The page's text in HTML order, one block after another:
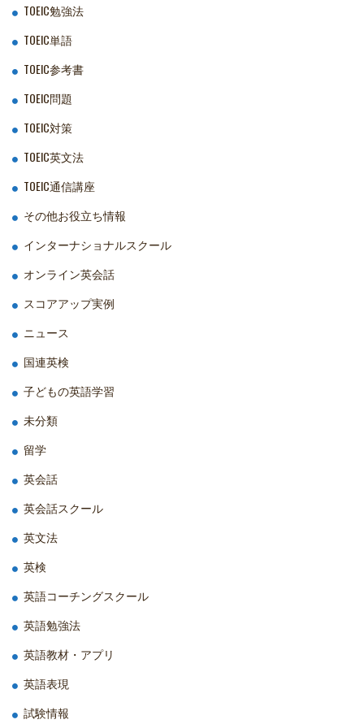
TOEIC勉強法
TOEIC単語
TOEIC参考書
TOEIC問題
TOEIC対策
TOEIC英文法
TOEIC通信講座
その他お役立ち情報
インターナショナルスクール
オンライン英会話
スコアアップ実例
ニュース
国連英検
子どもの英語学習
未分類
留学
英会話
英会話スクール
英文法
英検
英語コーチングスクール
英語勉強法
英語教材・アプリ
英語表現
試験情報